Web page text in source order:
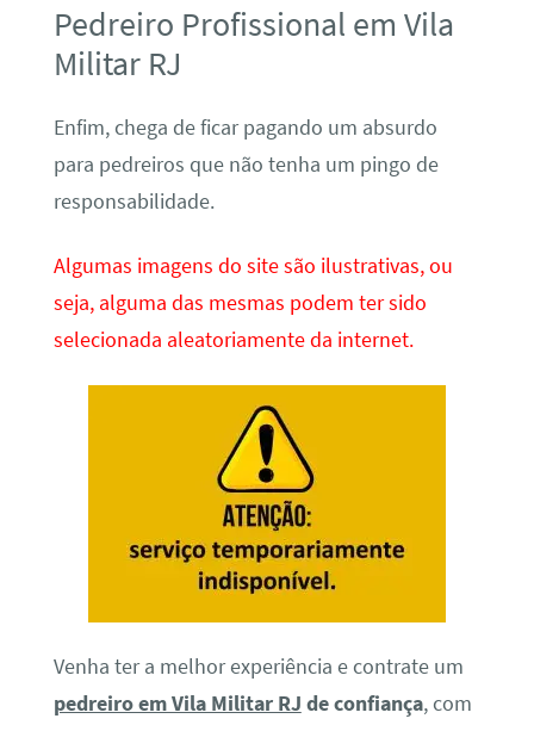
Pedreiro Profissional em Vila
Militar RJ
Enfim, chega de ficar pagando um absurdo
para pedreiros que não tenha um pingo de
responsabilidade.
Algumas imagens do site são ilustrativas, ou
seja, alguma das mesmas podem ter sido
selecionada aleatoriamente da internet.
Venha ter a melhor experiência e contrate um
pedreiro em Vila Militar RJ de confiança, com